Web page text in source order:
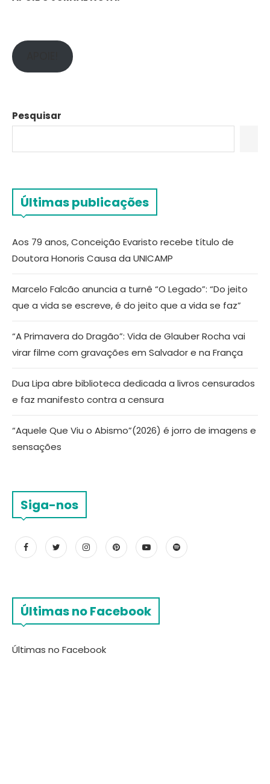
Pesquisar
Últimas publicações
Aos 79 anos, Conceição Evaristo recebe título de
Doutora Honoris Causa da UNICAMP
Marcelo Falcão anuncia a turnê “O Legado”: “Do jeito
que a vida se escreve, é do jeito que a vida se faz”
“A Primavera do Dragão”: Vida de Glauber Rocha vai
virar filme com gravações em Salvador e na França
Dua Lipa abre biblioteca dedicada a livros censurados
e faz manifesto contra a censura
“Aquele Que Viu o Abismo”(2026) é jorro de imagens e
sensações
Siga-nos
Últimas no Facebook
Últimas no Facebook